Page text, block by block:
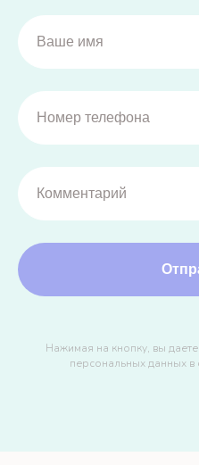
Нажимая на кнопку, вы
персональных данных в